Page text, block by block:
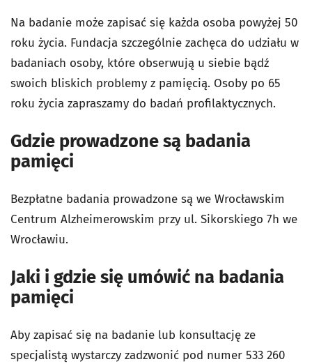
Na badanie może zapisać się każda osoba powyżej 50
roku życia. Fundacja szczególnie zachęca do udziału w
badaniach osoby, które obserwują u siebie bądź
swoich bliskich problemy z pamięcią. Osoby po 65
roku życia zapraszamy do badań profilaktycznych.
Gdzie prowadzone są badania
pamięci
Bezpłatne badania prowadzone są we Wrocławskim
Centrum Alzheimerowskim przy ul. Sikorskiego 7h we
Wrocławiu.
Jaki i gdzie się umówić na badania
pamięci
Aby zapisać się na badanie lub konsultację ze
specjalistą wystarczy zadzwonić pod numer 533 260